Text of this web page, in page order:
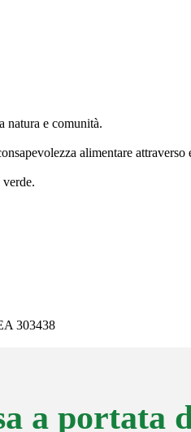
natura e comunità.
alimentare attraverso
303438
a portata